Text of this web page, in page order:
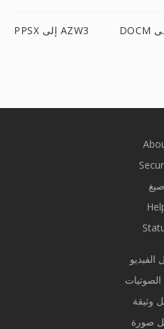
PPSX إلى AZW3
صيغ
الفيديو
وثيقة
صورة